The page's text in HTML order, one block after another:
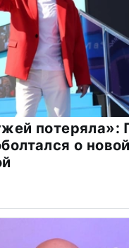
потеряла»:
о новой